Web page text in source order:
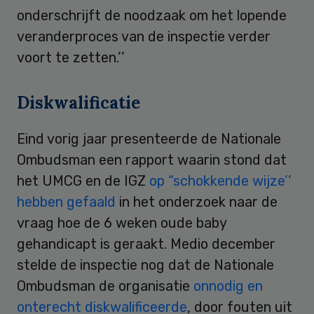
onderschrijft de noodzaak om het lopende
veranderproces van de inspectie verder
voort te zetten.’’
Diskwalificatie
Eind vorig jaar presenteerde de Nationale
Ombudsman een rapport waarin stond dat
het UMCG en de IGZ op “schokkende wijze’’
hebben gefaald in het onderzoek naar de
vraag hoe de 6 weken oude baby
gehandicapt is geraakt. Medio december
stelde de inspectie nog dat de Nationale
Ombudsman de organisatie onnodig en
onterecht diskwalificeerde, door fouten uit